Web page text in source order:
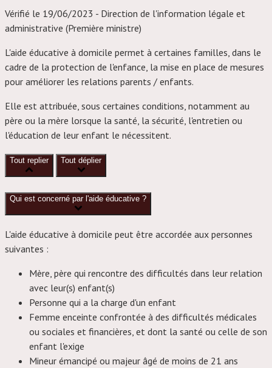
Vérifié le 19/06/2023 - Direction de l'information légale et
administrative (Première ministre)
L'aide éducative à domicile permet à certaines familles, dans le
cadre de la protection de l'enfance, la mise en place de mesures
pour améliorer les relations parents / enfants.
Elle est attribuée, sous certaines conditions, notamment au
père ou la mère lorsque la santé, la sécurité, l'entretien ou
l'éducation de leur enfant le nécessitent.
Tout replier Tout déplier
Qui est concerné par l'aide éducative ?
L'aide éducative à domicile peut être accordée aux personnes
suivantes :
Mère, père qui rencontre des difficultés dans leur relation
avec leur(s) enfant(s)
Personne qui a la charge d'un enfant
Femme enceinte confrontée à des difficultés médicales
ou sociales et financières, et dont la santé ou celle de son
enfant l'exige
Mineur émancipé ou majeur âgé de moins de 21 ans